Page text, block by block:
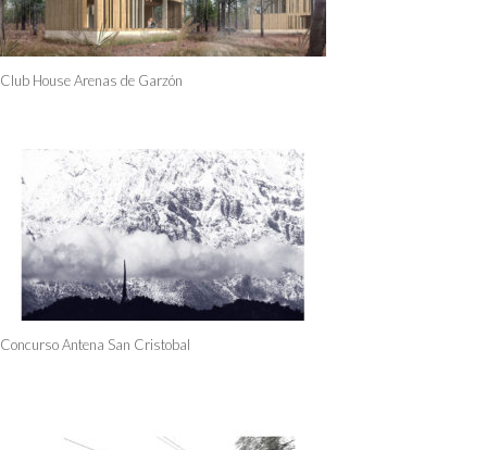
Club House Arenas de Garzón
Concurso Antena San Cristobal